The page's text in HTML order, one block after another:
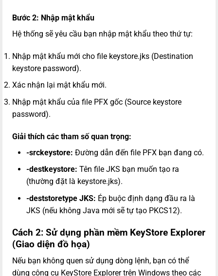
Bước 2: Nhập mật khẩu
Hệ thống sẽ yêu cầu bạn nhập mật khẩu theo thứ tự:
Nhập mật khẩu mới cho file keystore.jks (Destination
keystore password).
Xác nhận lại mật khẩu mới.
Nhập mật khẩu của file PFX gốc (Source keystore
password).
Giải thích các tham số quan trọng:
-srckeystore: Đường dẫn đến file PFX bạn đang có.
-destkeystore: Tên file JKS bạn muốn tạo ra
(thường đặt là keystore.jks).
-deststoretype JKS: Ép buộc định dạng đầu ra là
JKS (nếu không Java mới sẽ tự tạo PKCS12).
Cách 2: Sử dụng phần mềm KeyStore Explorer
(Giao diện đồ họa)
Nếu bạn không quen sử dụng dòng lệnh, bạn có thể
dùng công cụ KeyStore Explorer trên Windows theo các